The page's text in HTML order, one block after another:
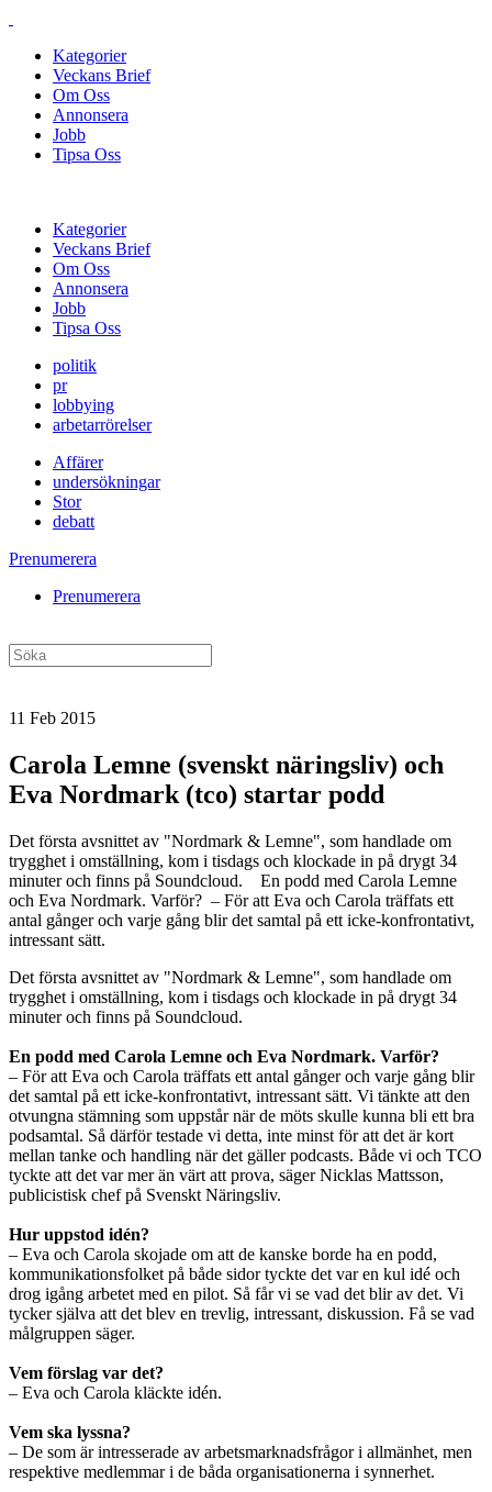
Kategorier
Veckans Brief
Om Oss
Annonsera
Jobb
Tipsa Oss
Kategorier
Veckans Brief
Om Oss
Annonsera
Jobb
Tipsa Oss
politik
pr
lobbying
arbetarrörelser
Affärer
undersökningar
Stor
debatt
Prenumerera
Prenumerera
11 Feb 2015
Carola Lemne (svenskt näringsliv) och
Eva Nordmark (tco) startar podd
Det första avsnittet av "Nordmark & Lemne", som handlade om
trygghet i omställning, kom i tisdags och klockade in på drygt 34
minuter och finns på Soundcloud. En podd med Carola Lemne
och Eva Nordmark. Varför? – För att Eva och Carola träffats ett
antal gånger och varje gång blir det samtal på ett icke-konfrontativt,
intressant sätt.
Det första avsnittet av "Nordmark & Lemne", som handlade om
trygghet i omställning, kom i tisdags och klockade in på drygt 34
minuter och finns på Soundcloud.
En podd med Carola Lemne och Eva Nordmark. Varför?
– För att Eva och Carola träffats ett antal gånger och varje gång blir
det samtal på ett icke-konfrontativt, intressant sätt. Vi tänkte att den
otvungna stämning som uppstår när de möts skulle kunna bli ett bra
podsamtal. Så därför testade vi detta, inte minst för att det är kort
mellan tanke och handling när det gäller podcasts. Både vi och TCO
tyckte att det var mer än värt att prova, säger Nicklas Mattsson,
publicistisk chef på Svenskt Näringsliv.
Hur uppstod idén?
– Eva och Carola skojade om att de kanske borde ha en podd,
kommunikationsfolket på både sidor tyckte det var en kul idé och
drog igång arbetet med en pilot. Så får vi se vad det blir av det. Vi
tycker själva att det blev en trevlig, intressant, diskussion. Få se vad
målgruppen säger.
Vem förslag var det?
– Eva och Carola kläckte idén.
Vem ska lyssna?
– De som är intresserade av arbetsmarknadsfrågor i allmänhet, men
respektive medlemmar i de båda organisationerna i synnerhet.